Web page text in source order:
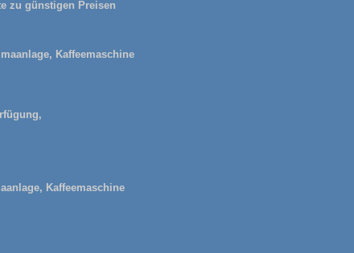
zu günstigen Preisen
Kaffeemaschine
Kaffeemaschine